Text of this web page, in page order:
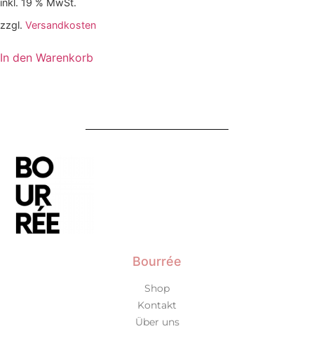
inkl. 19 % MwSt.
zzgl. Versandkosten
In den Warenkorb
Bourrée
Shop
Kontakt
Über uns